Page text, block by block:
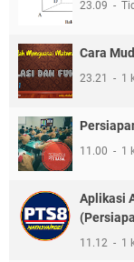
23.09
Cara
23.21 1
11.00 1
Aplikasi
11.12 1